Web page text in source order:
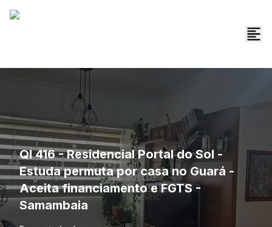
QI 416 - Residencial Portal do Sol -
Estuda permuta por casa no Guará -
Aceita financiamento e FGTS -
Samambaia